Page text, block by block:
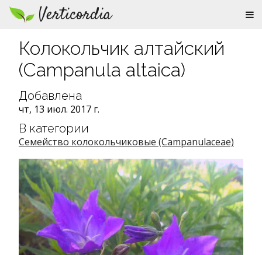
Verticordia
Колокольчик алтайский
(Campanula altaica)
Добавлена
чт, 13 июл. 2017 г.
В категории
Семейство колокольчиковые (Campanulaceae)